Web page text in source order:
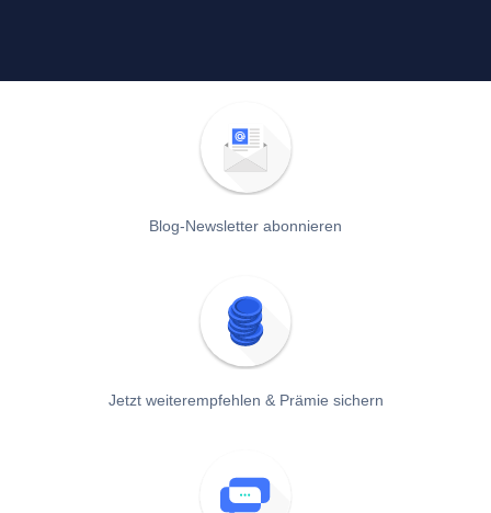
Blog-Newsletter abonnieren
Jetzt weiterempfehlen & Prämie sichern